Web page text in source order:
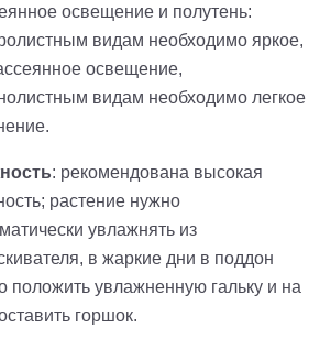
освещение и полутень:
видам необходимо яркое,
освещение,
видам необходимо легкое
: рекомендована высокая
растение нужно
увлажнять из
в жаркие дни в поддон
положить увлажненную гальку и на
горшок.